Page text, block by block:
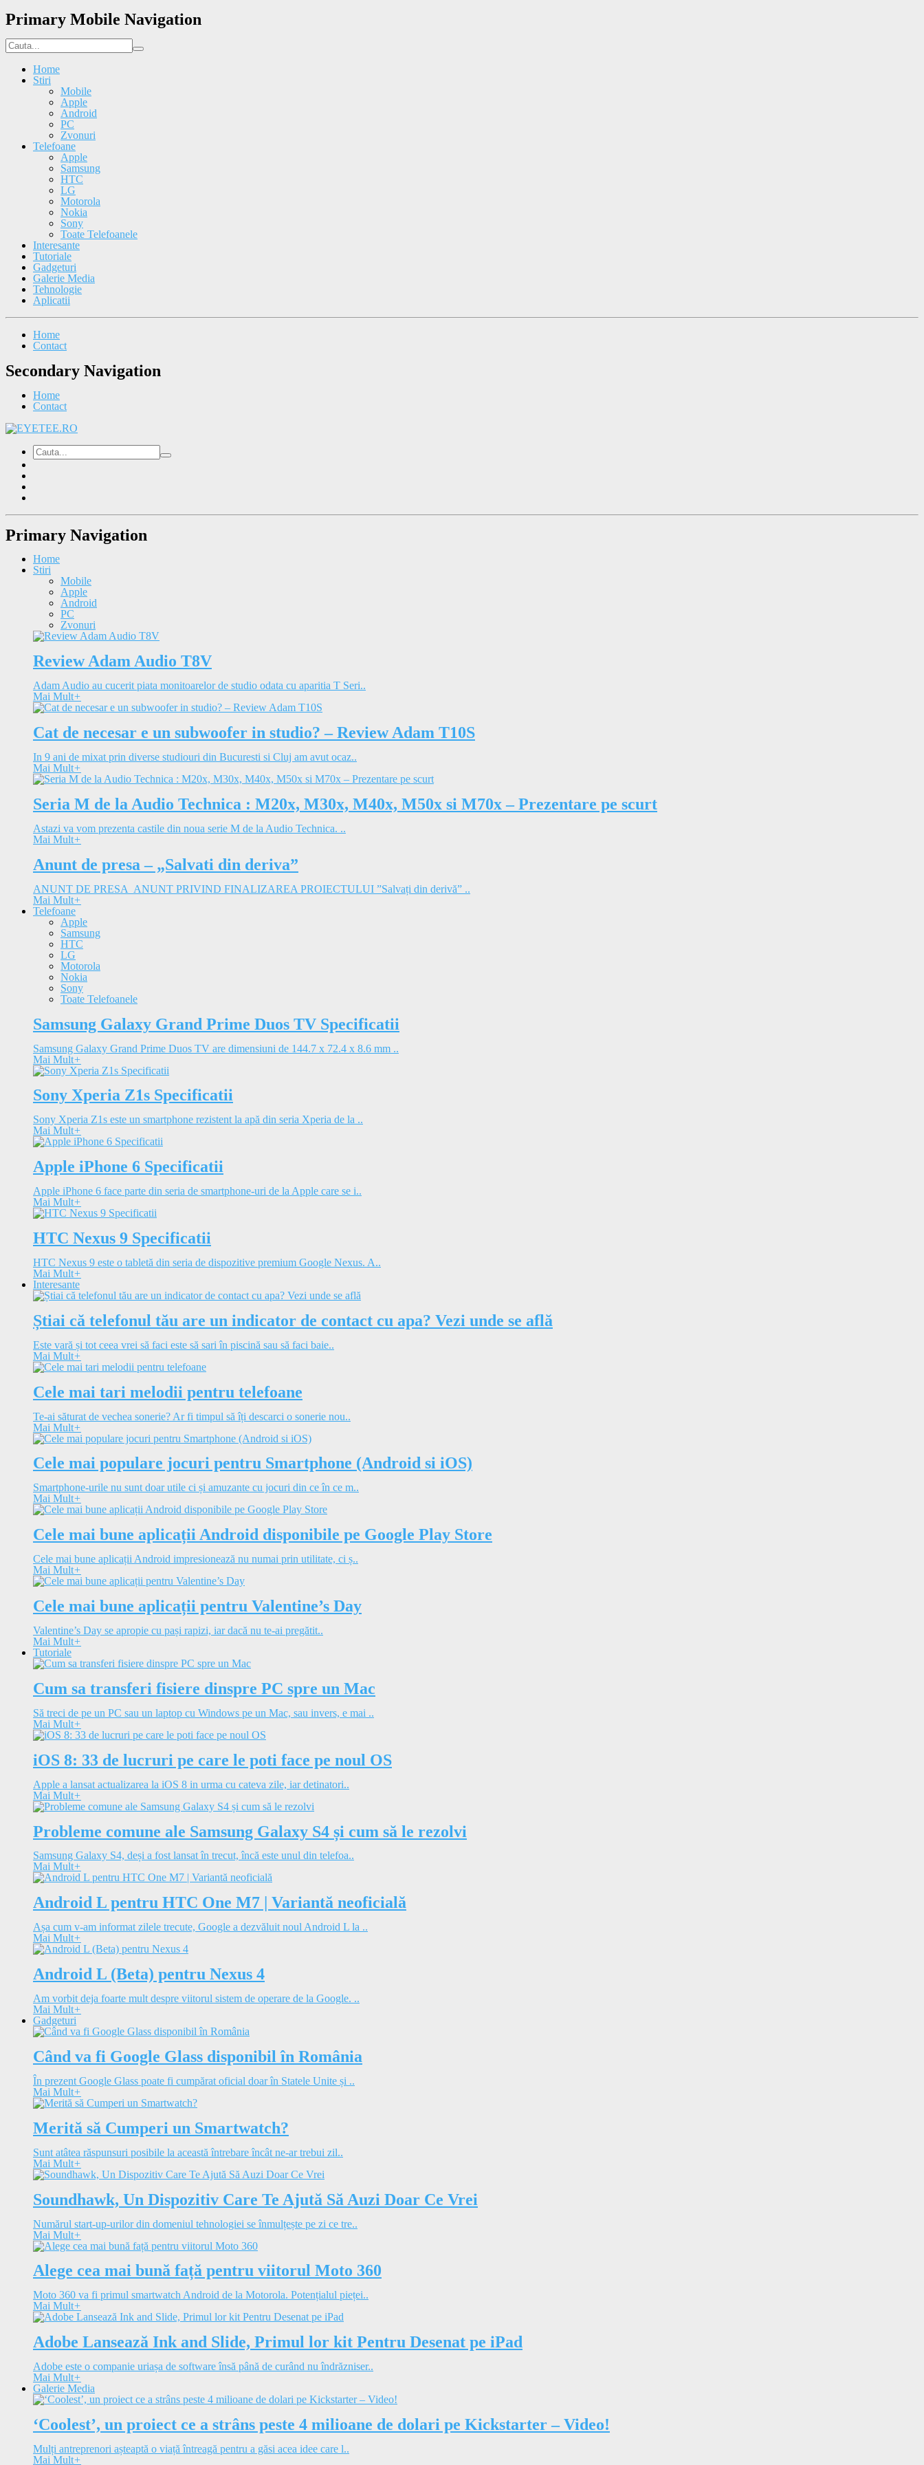
Primary Mobile Navigation
Home
Stiri
Mobile
Apple
Android
PC
Zvonuri
Telefoane
Apple
Samsung
HTC
LG
Motorola
Nokia
Sony
Toate Telefoanele
Interesante
Tutoriale
Gadgeturi
Galerie Media
Tehnologie
Aplicatii
Home
Contact
Secondary Navigation
Home
Contact
Primary Navigation
Home
Stiri
Mobile
Apple
Android
PC
Zvonuri
Review Adam Audio T8V
Adam Audio au cucerit piata monitoarelor de studio odata cu aparitia T Seri..
Mai Mult+
Cat de necesar e un subwoofer in studio? – Review Adam T10S
In 9 ani de mixat prin diverse studiouri din Bucuresti si Cluj am avut ocaz..
Mai Mult+
Seria M de la Audio Technica : M20x, M30x, M40x, M50x si M70x – Prezentare pe scurt
Astazi va vom prezenta castile din noua serie M de la Audio Technica. ..
Mai Mult+
Anunt de presa – „Salvati din deriva”
ANUNT DE PRESA ANUNT PRIVIND FINALIZAREA PROIECTULUI ”Salvați din derivă” ..
Mai Mult+
Telefoane
Apple
Samsung
HTC
LG
Motorola
Nokia
Sony
Toate Telefoanele
Samsung Galaxy Grand Prime Duos TV Specificatii
Samsung Galaxy Grand Prime Duos TV are dimensiuni de 144.7 x 72.4 x 8.6 mm ..
Mai Mult+
Sony Xperia Z1s Specificatii
Sony Xperia Z1s este un smartphone rezistent la apă din seria Xperia de la ..
Mai Mult+
Apple iPhone 6 Specificatii
Apple iPhone 6 face parte din seria de smartphone-uri de la Apple care se i..
Mai Mult+
HTC Nexus 9 Specificatii
HTC Nexus 9 este o tabletă din seria de dispozitive premium Google Nexus. A..
Mai Mult+
Interesante
Știai că telefonul tău are un indicator de contact cu apa? Vezi unde se află
Este vară și tot ceea vrei să faci este să sari în piscină sau să faci baie..
Mai Mult+
Cele mai tari melodii pentru telefoane
Te-ai săturat de vechea sonerie? Ar fi timpul să îți descarci o sonerie nou..
Mai Mult+
Cele mai populare jocuri pentru Smartphone (Android si iOS)
Smartphone-urile nu sunt doar utile ci și amuzante cu jocuri din ce în ce m..
Mai Mult+
Cele mai bune aplicații Android disponibile pe Google Play Store
Cele mai bune aplicații Android impresionează nu numai prin utilitate, ci ș..
Mai Mult+
Cele mai bune aplicații pentru Valentine’s Day
Valentine’s Day se apropie cu pași rapizi, iar dacă nu te-ai pregătit..
Mai Mult+
Tutoriale
Cum sa transferi fisiere dinspre PC spre un Mac
Să treci de pe un PC sau un laptop cu Windows pe un Mac, sau invers, e mai ..
Mai Mult+
iOS 8: 33 de lucruri pe care le poti face pe noul OS
Apple a lansat actualizarea la iOS 8 in urma cu cateva zile, iar detinatori..
Mai Mult+
Probleme comune ale Samsung Galaxy S4 și cum să le rezolvi
Samsung Galaxy S4, deși a fost lansat în trecut, încă este unul din telefoa..
Mai Mult+
Android L pentru HTC One M7 | Variantă neoficială
Așa cum v-am informat zilele trecute, Google a dezvăluit noul Android L la ..
Mai Mult+
Android L (Beta) pentru Nexus 4
Am vorbit deja foarte mult despre viitorul sistem de operare de la Google. ..
Mai Mult+
Gadgeturi
Când va fi Google Glass disponibil în România
În prezent Google Glass poate fi cumpărat oficial doar în Statele Unite și ..
Mai Mult+
Merită să Cumperi un Smartwatch?
Sunt atâtea răspunsuri posibile la această întrebare încât ne-ar trebui zil..
Mai Mult+
Soundhawk, Un Dispozitiv Care Te Ajută Să Auzi Doar Ce Vrei
Numărul start-up-urilor din domeniul tehnologiei se înmulțește pe zi ce tre..
Mai Mult+
Alege cea mai bună față pentru viitorul Moto 360
Moto 360 va fi primul smartwatch Android de la Motorola. Potențialul pieței..
Mai Mult+
Adobe Lansează Ink and Slide, Primul lor kit Pentru Desenat pe iPad
Adobe este o companie uriașa de software însă până de curând nu îndrăzniser..
Mai Mult+
Galerie Media
‘Coolest’, un proiect ce a strâns peste 4 milioane de dolari pe Kickstarter – Video!
Mulți antreprenori așteaptă o viață întreagă pentru a găsi acea idee care l..
Mai Mult+